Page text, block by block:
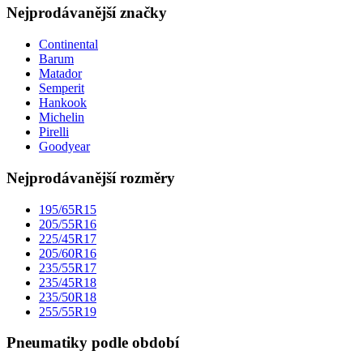
Nejprodávanější značky
Continental
Barum
Matador
Semperit
Hankook
Michelin
Pirelli
Goodyear
Nejprodávanější rozměry
195/65R15
205/55R16
225/45R17
205/60R16
235/55R17
235/45R18
235/50R18
255/55R19
Pneumatiky podle období